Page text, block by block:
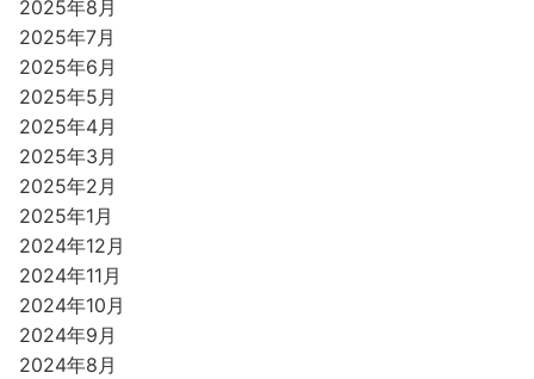
2025年8月
2025年7月
2025年6月
2025年5月
2025年4月
2025年3月
2025年2月
2025年1月
2024年12月
2024年11月
2024年10月
2024年9月
2024年8月